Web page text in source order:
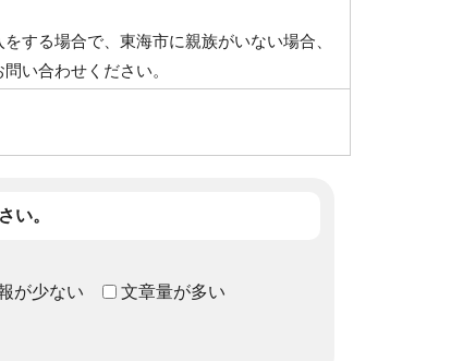
する場合で、東海市に親族がいない場合、
い合わせください。
い。
が少ない 文章量が多い